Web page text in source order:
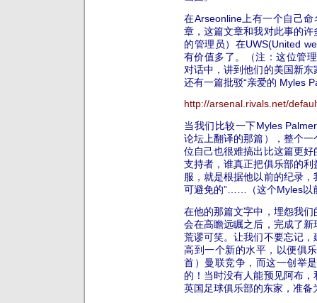
在Arseonline上有一个自己
章，这篇文章和我对此事的
的管理员）在UWS(United
有价值多了。（注：这位管
对话中，讲到他们的美国新
还有一篇批驳“亲爱的 Myles
http://arsenal.rivals.net/
当我们比较一下Myles
论坛上翻译的那篇），整个
位自己也很难搞出比这篇更
支持者，谁真正把俱乐部的
服，就是根据他以前的纪录
可避免的”……（这个Myles以
在他的那篇文字中，埋怨我
会在高瞻远瞩之后，完成了
荒谬可笑。让我们不要忘记
高到一个新的水平，以便俱
首）曼联竞争，而这一创举
的！当时没有人能预见阿布
英国足球俱乐部的东家，准